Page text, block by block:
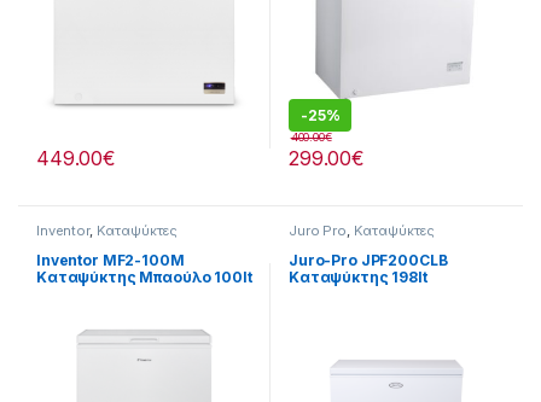
449.00€
-25%
299.00€
400.00€
Inventor, Καταψύκτες
Inventor MF2-100M
Καταψύκτης Μπαούλο 100lt
Juro Pro Καταψύκτες
Juro-Pro JPF200CLB
Καταψύκτης 198lt